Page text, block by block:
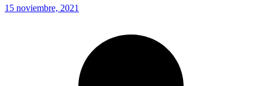
15 noviembre, 2021